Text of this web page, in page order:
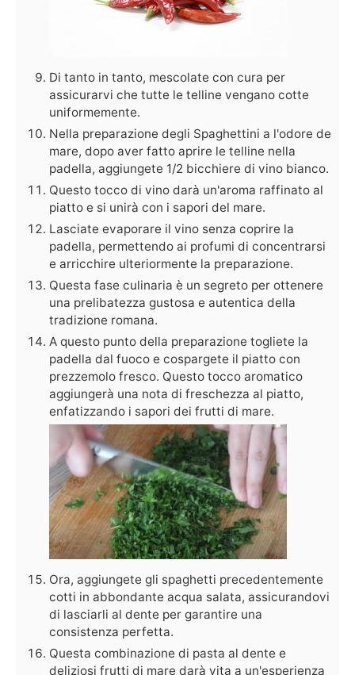
Di tanto in tanto, mescolate con cura per
assicurarvi che tutte le telline vengano cotte
uniformemente.
Nella preparazione degli Spaghettini a l'odore de
mare, dopo aver fatto aprire le telline nella
padella, aggiungete 1/2 bicchiere di vino bianco.
Questo tocco di vino darà un'aroma raffinato al
piatto e si unirà con i sapori del mare.
Lasciate evaporare il vino senza coprire la
padella, permettendo ai profumi di concentrarsi
e arricchire ulteriormente la preparazione.
Questa fase culinaria è un segreto per ottenere
una prelibatezza gustosa e autentica della
tradizione romana.
A questo punto della preparazione togliete la
padella dal fuoco e cospargete il piatto con
prezzemolo fresco. Questo tocco aromatico
aggiungerà una nota di freschezza al piatto,
enfatizzando i sapori dei frutti di mare.
Ora, aggiungete gli spaghetti precedentemente
cotti in abbondante acqua salata, assicurandovi
di lasciarli al dente per garantire una
consistenza perfetta.
Questa combinazione di pasta al dente e
deliziosi frutti di mare darà vita a un'esperienza